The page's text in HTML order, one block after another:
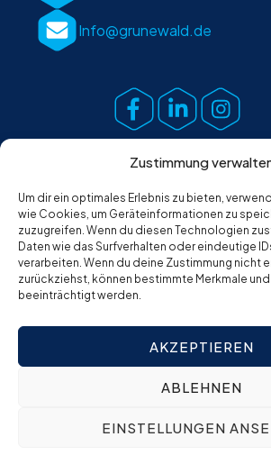
Zustimmung
Um dir ein optimales Erlebnis zu bieten,
wie Cookies, um Geräteinformationen zu
zuzugreifen. Wenn du diesen Technologien
Daten wie das Surfverhalten oder eindeutige
verarbeiten. Wenn du deine Zustimmung nicht
zurückziehst, können bestimmte Merkmale
beeinträchtigt werden.
AKZEPTIEREN
ABLEHNEN
EINSTELLUNGEN
Info@grunewald.de